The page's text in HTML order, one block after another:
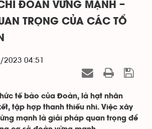
ĐOÀN VỮNG MẠNH –
TRỌNG CỦA CÁC TỔ
04:51
tế bào của Đoàn, là hạt nhân
tập hợp thanh thiếu nhi. Việc xây
mạnh là giải pháp quan trọng để